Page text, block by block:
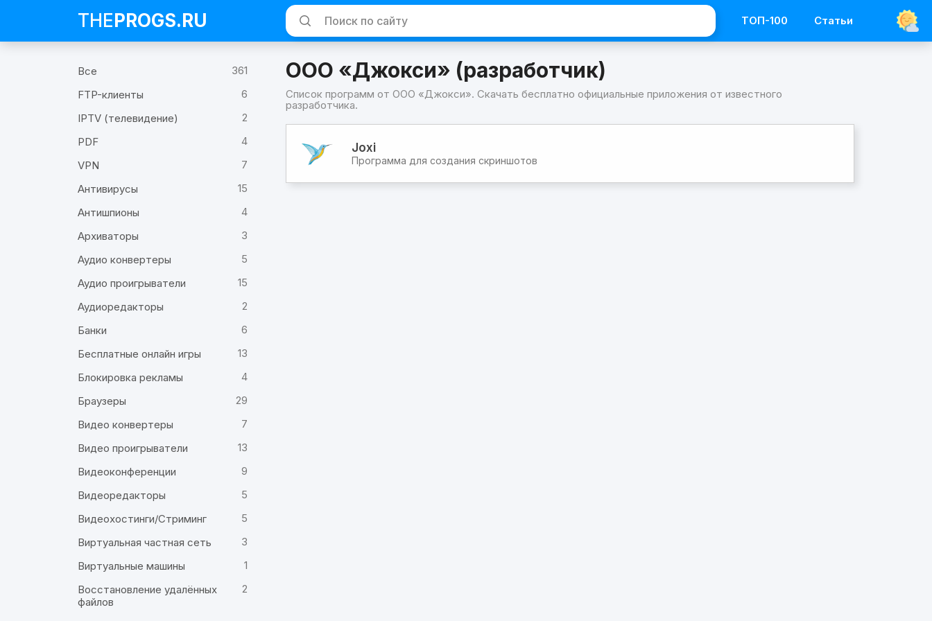
THEPROGS.RU ТОП-100 Статьи
ООО «Джокси» (разработчик)
Список программ от ООО «Джокси». Скачать бесплатно официальные приложения от известного
разработчика.
ООО
«Джокси»
(разработчик)
Joxi
Программа для создания скриншотов
Все
361
FTP-клиенты
6
IPTV (телевидение)
2
PDF
4
VPN
7
Антивирусы
15
Антишпионы
4
Архиваторы
3
Аудио конвертеры
5
Аудио проигрыватели
15
Аудиоредакторы
2
Банки
6
Бесплатные онлайн игры
13
Блокировка рекламы
4
Браузеры
29
Видео конвертеры
7
Видео проигрыватели
13
Видеоконференции
9
Видеоредакторы
5
Видеохостинги/Стриминг
5
Виртуальная частная сеть
3
Виртуальные машины
1
Восстановление удалённых
файлов
2